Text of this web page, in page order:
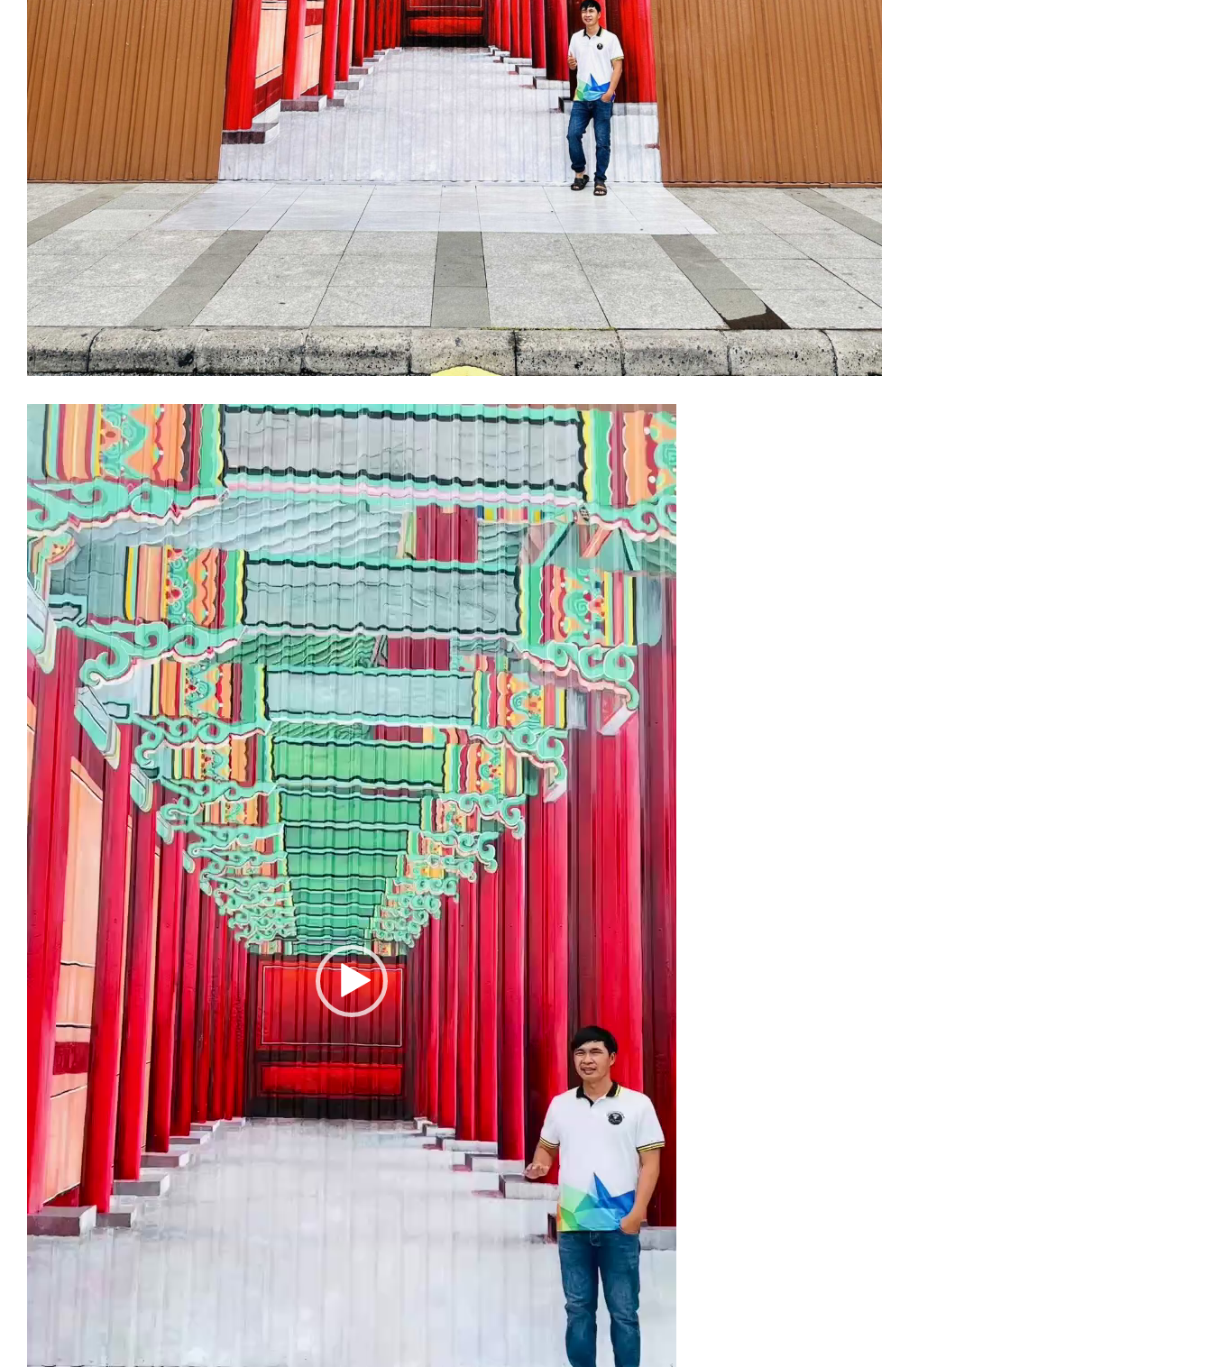
Trình
chơi
Video